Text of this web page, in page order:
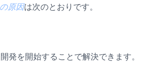
原因は次のとおりです。
発を開始することで解決できます。